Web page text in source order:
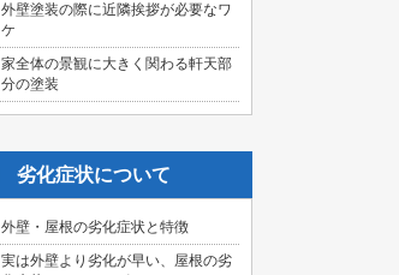
外壁塗装の際に近隣挨拶が必要なワ
ケ
家全体の景観に大きく関わる軒天部
分の塗装
劣化症状について
外壁・屋根の劣化症状と特徴
実は外壁より劣化が早い、屋根の劣